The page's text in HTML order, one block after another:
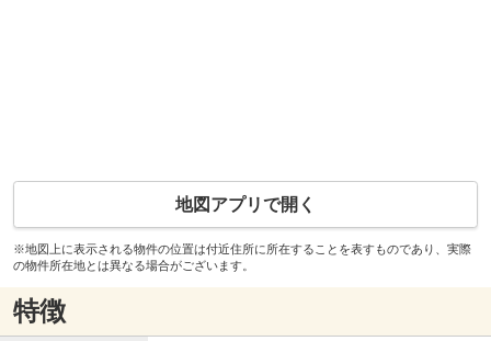
地図アプリで開く
※地図上に表示される物件の位置は付近住所に所在することを表すものであり、実際
の物件所在地とは異なる場合がございます。
特徴